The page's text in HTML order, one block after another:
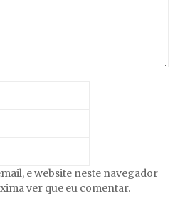
e website neste navegador
ver que eu comentar.